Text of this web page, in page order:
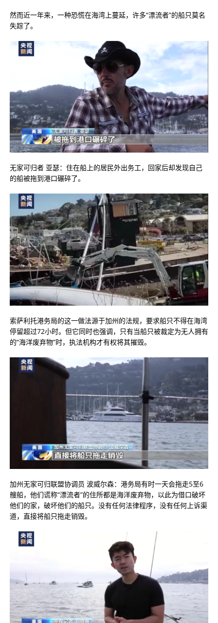
然而近一年来，一种恐慌在海湾上蔓延，许多“漂流者”的船只莫名
失踪了。
无家可归者 亚瑟：住在船上的居民外出务工，回家后却发现自己
的船被拖到港口碾碎了。
索萨利托港务局的这一做法源于加州的法规，要求船只不得在海湾
停留超过72小时。但它同时也强调，只有当船只被裁定为无人拥有
的“海洋废弃物”时，执法机构才有权将其摧毁。
加州无家可归联盟协调员 波威尔森：港务局有时一天会拖走5至6
艘船，他们谎称“漂流者”的住所都是海洋废弃物，以此为借口破坏
他们的家，破坏他们的船只。没有任何法律程序，没有任何上诉渠
道，直接将船只拖走销毁。